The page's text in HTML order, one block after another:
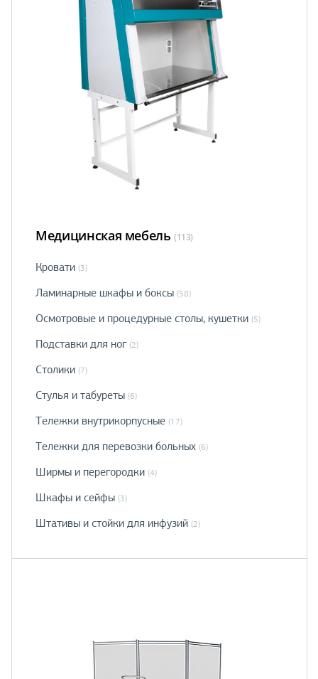
Медицинская мебель (113)
Кровати (3)
Ламинарные шкафы и боксы (58)
Осмотровые и процедурные столы, кушетки (5)
Подставки для ног (2)
Столики (7)
Стулья и табуреты (6)
Тележки внутрикорпусные (17)
Тележки для перевозки больных (6)
Ширмы и перегородки (4)
Шкафы и сейфы (3)
Штативы и стойки для инфузий (2)